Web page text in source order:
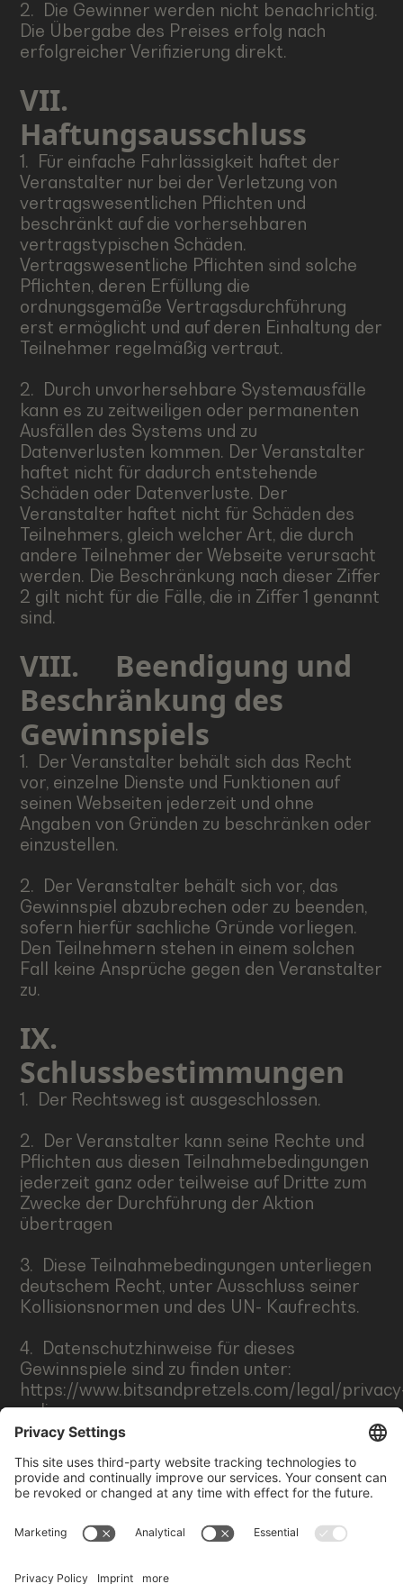
2. Die Gewinner werden nicht benachrichtig.
Die Übergabe des Preises erfolg nach
erfolgreicher Verifizierung direkt.
VII.
Haftungsausschluss
1. Für einfache Fahrlässigkeit haftet der
Veranstalter nur bei der Verletzung von
vertragswesentlichen Pflichten und
beschränkt auf die vorhersehbaren
vertragstypischen Schäden.
Vertragswesentliche Pflichten sind solche
Pflichten, deren Erfüllung die
ordnungsgemäße Vertragsdurchführung
erst ermöglicht und auf deren Einhaltung der
Teilnehmer regelmäßig vertraut.
2. Durch unvorhersehbare Systemausfälle
kann es zu zeitweiligen oder permanenten
Ausfällen des Systems und zu
Datenverlusten kommen. Der Veranstalter
haftet nicht für dadurch entstehende
Schäden oder Datenverluste. Der
Veranstalter haftet nicht für Schäden des
Teilnehmers, gleich welcher Art, die durch
andere Teilnehmer der Webseite verursacht
werden. Die Beschränkung nach dieser Ziffer
2 gilt nicht für die Fälle, die in Ziffer 1 genannt
sind.
VIII.
Beendigung und
Beschränkung des
Gewinnspiels
1. Der Veranstalter behält sich das Recht
vor, einzelne Dienste und Funktionen auf
seinen Webseiten jederzeit und ohne
Angaben von Gründen zu beschränken oder
einzustellen.
2. Der Veranstalter behält sich vor, das
Gewinnspiel abzubrechen oder zu beenden,
sofern hierfür sachliche Gründe vorliegen.
Den Teilnehmern stehen in einem solchen
Fall keine Ansprüche gegen den Veranstalter
zu.
IX.
Schlussbestimmungen
1. Der Rechtsweg ist ausgeschlossen.
2. Der Veranstalter kann seine Rechte und
Pflichten aus diesen Teilnahmebedingungen
jederzeit ganz oder teilweise auf Dritte zum
Zwecke der Durchführung der Aktion
übertragen
3. Diese Teilnahmebedingungen unterliegen
deutschem Recht, unter Ausschluss seiner
Kollisionsnormen und des UN- Kaufrechts.
4. Datenschutzhinweise für dieses
Gewinnspiele sind zu finden unter:
https://www.bitsandpretzels.com/legal/
policy
Bestimmungen dieser
Teilnahmebedingungen bleiben die übrigen